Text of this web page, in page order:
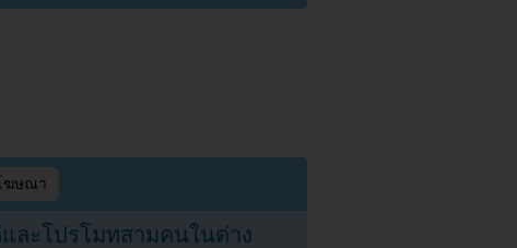
ฆษณา
ละโปรโมทสามคนในต่าง